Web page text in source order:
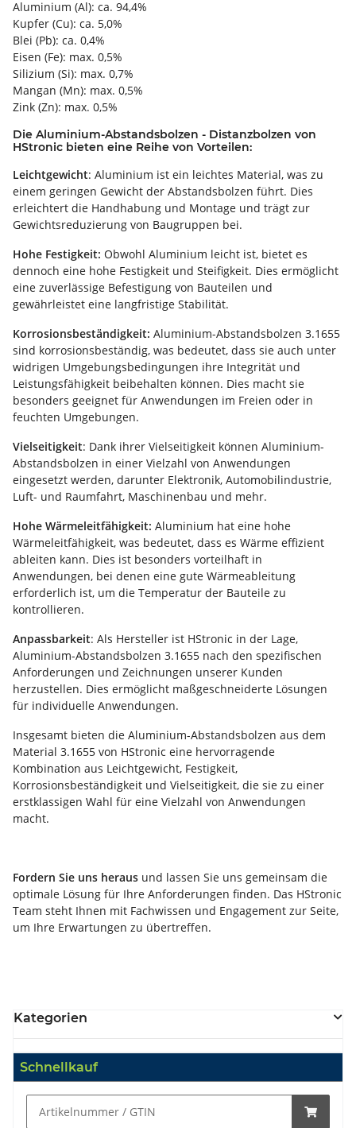
Aluminium (Al): ca. 94,4%
Kupfer (Cu): ca. 5,0%
Blei (Pb): ca. 0,4%
Eisen (Fe): max. 0,5%
Silizium (Si): max. 0,7%
Mangan (Mn): max. 0,5%
Zink (Zn): max. 0,5%
Die Aluminium-Abstandsbolzen - Distanzbolzen von
HStronic bieten eine Reihe von Vorteilen:
Leichtgewicht: Aluminium ist ein leichtes Material, was zu
einem geringen Gewicht der Abstandsbolzen führt. Dies
erleichtert die Handhabung und Montage und trägt zur
Gewichtsreduzierung von Baugruppen bei.
Hohe Festigkeit: Obwohl Aluminium leicht ist, bietet es
dennoch eine hohe Festigkeit und Steifigkeit. Dies ermöglicht
eine zuverlässige Befestigung von Bauteilen und
gewährleistet eine langfristige Stabilität.
Korrosionsbeständigkeit: Aluminium-Abstandsbolzen 3.1655
sind korrosionsbeständig, was bedeutet, dass sie auch unter
widrigen Umgebungsbedingungen ihre Integrität und
Leistungsfähigkeit beibehalten können. Dies macht sie
besonders geeignet für Anwendungen im Freien oder in
feuchten Umgebungen.
Vielseitigkeit: Dank ihrer Vielseitigkeit können Aluminium-
Abstandsbolzen in einer Vielzahl von Anwendungen
eingesetzt werden, darunter Elektronik, Automobilindustrie,
Luft- und Raumfahrt, Maschinenbau und mehr.
Hohe Wärmeleitfähigkeit: Aluminium hat eine hohe
Wärmeleitfähigkeit, was bedeutet, dass es Wärme effizient
ableiten kann. Dies ist besonders vorteilhaft in
Anwendungen, bei denen eine gute Wärmeableitung
erforderlich ist, um die Temperatur der Bauteile zu
kontrollieren.
Anpassbarkeit: Als Hersteller ist HStronic in der Lage,
Aluminium-Abstandsbolzen 3.1655 nach den spezifischen
Anforderungen und Zeichnungen unserer Kunden
herzustellen. Dies ermöglicht maßgeschneiderte Lösungen
für individuelle Anwendungen.
Insgesamt bieten die Aluminium-Abstandsbolzen aus dem
Material 3.1655 von HStronic eine hervorragende
Kombination aus Leichtgewicht, Festigkeit,
Korrosionsbeständigkeit und Vielseitigkeit, die sie zu einer
erstklassigen Wahl für eine Vielzahl von Anwendungen
macht.
Fordern Sie uns heraus und lassen Sie uns gemeinsam die
optimale Lösung für Ihre Anforderungen finden. Das HStronic
Team steht Ihnen mit Fachwissen und Engagement zur Seite,
um Ihre Erwartungen zu übertreffen.
Kategorien
Schnellkauf